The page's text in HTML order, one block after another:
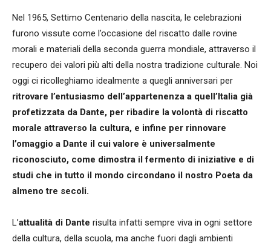
Nel 1965, Settimo Centenario della nascita, le celebrazioni
furono vissute come l’occasione del riscatto dalle rovine
morali e materiali della seconda guerra mondiale, attraverso il
recupero dei valori più alti della nostra tradizione culturale. Noi
oggi ci ricolleghiamo idealmente a quegli anniversari per
ritrovare l’entusiasmo dell’appartenenza a quell’Italia già
profetizzata da Dante, per ribadire la volontà di riscatto
morale attraverso la cultura, e infine per rinnovare
l’omaggio a Dante il cui valore è universalmente
riconosciuto, come dimostra il fermento di iniziative e di
studi che in tutto il mondo circondano il nostro Poeta da
almeno tre secoli.
L’attualità di Dante risulta infatti sempre viva in ogni settore
della cultura, della scuola, ma anche fuori dagli ambienti